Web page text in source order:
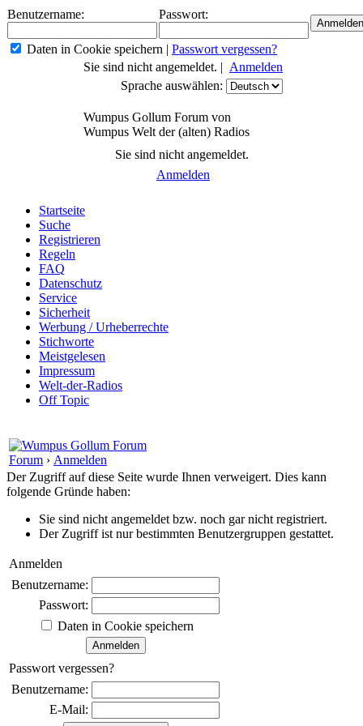
Benutzername: Passwort:
Daten in Cookie speichern | Passwort vergessen?
Sie sind nicht angemeldet. | Anmelden
Sprache auswählen:
Wumpus Gollum Forum von
Wumpus Welt der (alten) Radios
Sie sind nicht angemeldet.
Anmelden
Startseite
Suche
Registrieren
Regeln
FAQ
Datenschutz
Service
Sicherheit
Werbung / Urheberrechte
Stichworte
Meistgelesen
Impressum
Welt-der-Radios
Off Topic
Forum › Anmelden
Der Zugriff auf diese Seite wurde Ihnen verweigert. Dies kann
folgende Gründe haben:
Sie sind nicht angemeldet bzw. noch gar nicht registriert.
Der Zugriff ist nur bestimmten Benutzergruppen gestattet.
Anmelden
Benutzername:
Passwort:
Daten in Cookie speichern
Passwort vergessen?
Benutzername:
E-Mail: